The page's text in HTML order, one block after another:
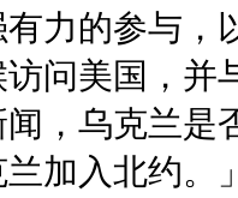
力的参与，
问美国，并
，乌克兰是
加入北约。